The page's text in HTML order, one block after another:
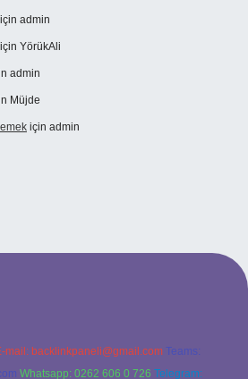
için admin
için YörükAli
admin
Müjde
için admin
mail: backlinkpaneli@gmail.com Teams:
Whatsapp: 0262 606 0 726 Telegram: